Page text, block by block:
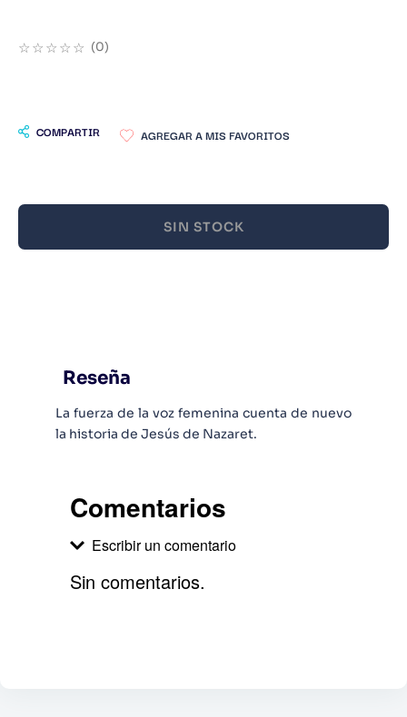
☆☆☆☆☆ (0)
COMPARTIR
SIN STOCK
Reseña
La fuerza de la voz femenina cuenta de nuevo
la historia de Jesús de Nazaret.
Comentarios
Escribir un comentario
Sin comentarios.
10. Infantil